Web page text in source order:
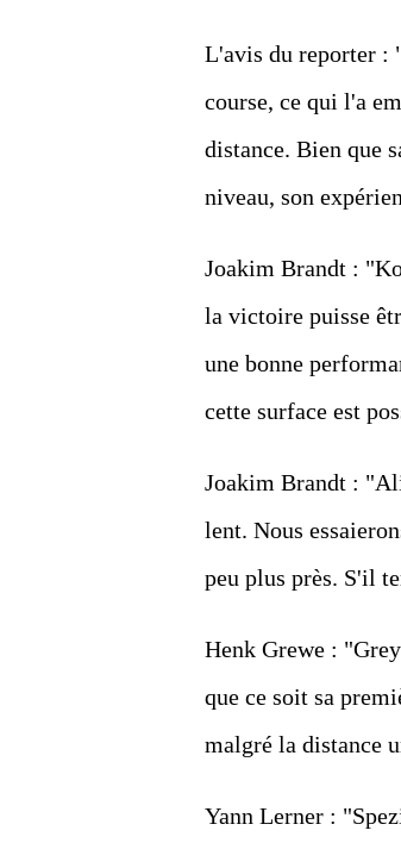
L'avis du reporter :
course, ce qui l'a
distance. Bien que
niveau, son
Joakim Brandt :
la victoire puisse
une bonne
cette surface est
Joakim Brandt :
lent. Nous
peu plus près. S'il
Henk Grewe :
que ce soit sa
malgré la distance
Yann Lerner :